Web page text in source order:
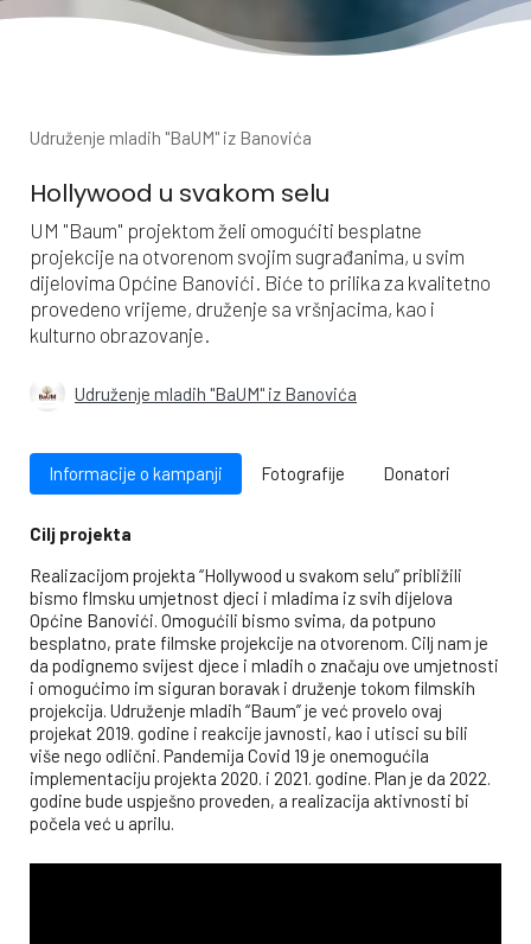
Udruženje mladih "BaUM" iz Banovića
Hollywood u svakom selu
UM "Baum" projektom želi omogućiti besplatne
projekcije na otvorenom svojim sugrađanima, u svim
dijelovima Općine Banovići. Biće to prilika za kvalitetno
provedeno vrijeme, druženje sa vršnjacima, kao i
kulturno obrazovanje.
Udruženje mladih "BaUM" iz Banovića
Informacije o kampanji Fotografije Donatori
Cilj projekta
Realizacijom projekta “Hollywood u svakom selu” približili
bismo flmsku umjetnost djeci i mladima iz svih dijelova
Općine Banovići. Omogućili bismo svima, da potpuno
besplatno, prate filmske projekcije na otvorenom. Cilj nam je
da podignemo svijest djece i mladih o značaju ove umjetnosti
i omogućimo im siguran boravak i druženje tokom filmskih
projekcija. Udruženje mladih “Baum” je već provelo ovaj
projekat 2019. godine i reakcije javnosti, kao i utisci su bili
više nego odlični. Pandemija Covid 19 je onemogućila
implementaciju projekta 2020. i 2021. godine. Plan je da 2022.
godine bude uspješno proveden, a realizacija aktivnosti bi
počela već u aprilu.